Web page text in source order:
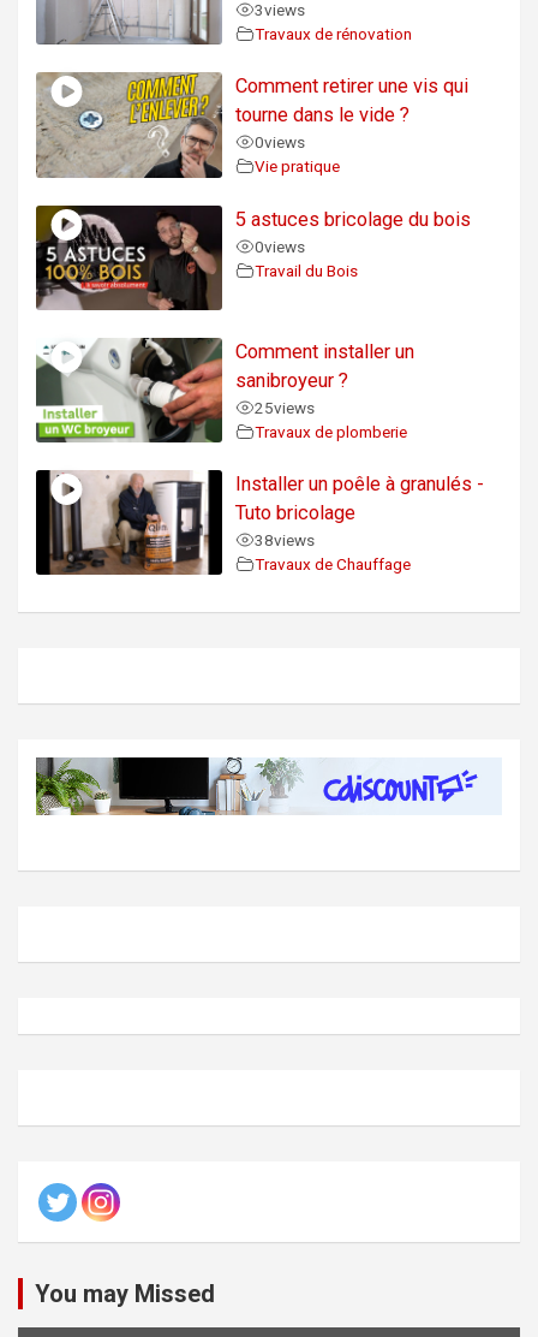
3views
Travaux de rénovation
Comment retirer une vis qui
tourne dans le vide ?
0views
Vie pratique
5 astuces bricolage du bois
0views
Travail du Bois
Comment installer un
sanibroyeur ?
25views
Travaux de plomberie
Installer un poêle à granulés -
Tuto bricolage
38views
Travaux de Chauffage
You may Missed